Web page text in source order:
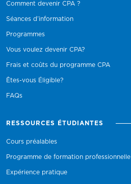
Comment devenir CPA ?
Séances d’information
Programmes
Vous voulez devenir CPA?
Frais et coûts du programme CPA
Êtes-vous Éligible?
FAQs
RESSOURCES ÉTUDIANTES
Cours préalables
Programme de formation professionnelle
Expérience pratique